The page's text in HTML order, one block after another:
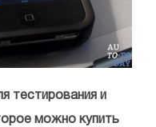
тестирования и
можно купить